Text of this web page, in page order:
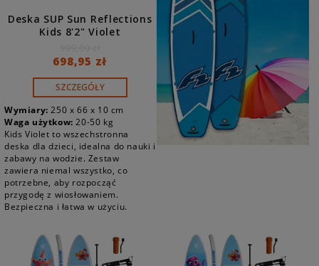
Deska SUP Sun Reflections
Kids 8'2" Violet
698,95 zł
SZCZEGÓŁY
Wymiary: 250 x 66 x 10 cm
Waga użytkow: 20-50 kg
Kids Violet to wszechstronna
deska dla dzieci, idealna do nauki i
zabawy na wodzie. Zestaw
zawiera niemal wszystko, co
potrzebne, aby rozpocząć
przygodę z wiosłowaniem.
Bezpieczna i łatwa w użyciu.